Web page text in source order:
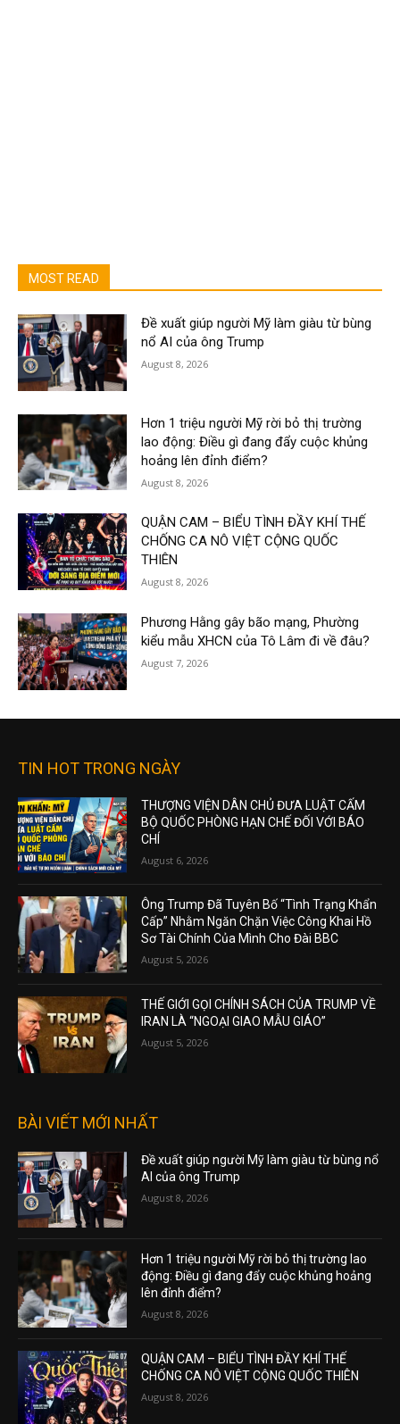
MOST READ
Đề xuất giúp người Mỹ làm giàu từ bùng
nổ AI của ông Trump
August 8, 2026
Hơn 1 triệu người Mỹ rời bỏ thị trường
lao động: Điều gì đang đẩy cuộc khủng
hoảng lên đỉnh điểm?
August 8, 2026
QUẬN CAM – BIỂU TÌNH ĐẦY KHÍ THẾ
CHỐNG CA NÔ VIỆT CỘNG QUỐC
THIÊN
August 8, 2026
Phương Hằng gây bão mạng, Phường
kiểu mẫu XHCN của Tô Lâm đi về đâu?
August 7, 2026
TIN HOT TRONG NGÀY
THƯỢNG VIỆN DÂN CHỦ ĐƯA LUẬT CẤM
BỘ QUỐC PHÒNG HẠN CHẾ ĐỐI VỚI BÁO
CHÍ
August 6, 2026
Ông Trump Đã Tuyên Bố “Tình Trạng Khẩn
Cấp” Nhằm Ngăn Chặn Việc Công Khai Hồ
Sơ Tài Chính Của Mình Cho Đài BBC
August 5, 2026
THẾ GIỚI GỌI CHÍNH SÁCH CỦA TRUMP VỀ
IRAN LÀ “NGOẠI GIAO MẪU GIÁO”
August 5, 2026
BÀI VIẾT MỚI NHẤT
Đề xuất giúp người Mỹ làm giàu từ bùng nổ
AI của ông Trump
August 8, 2026
Hơn 1 triệu người Mỹ rời bỏ thị trường lao
động: Điều gì đang đẩy cuộc khủng hoảng
lên đỉnh điểm?
August 8, 2026
QUẬN CAM – BIỂU TÌNH ĐẦY KHÍ THẾ
CHỐNG CA NÔ VIỆT CỘNG QUỐC THIÊN
August 8, 2026